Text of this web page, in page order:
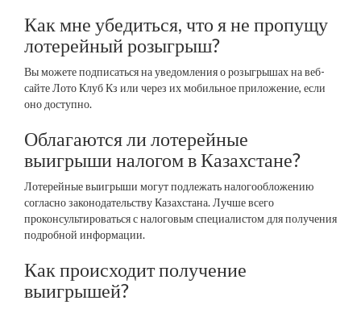
Как мне убедиться, что я не пропущу
лотерейный розыгрыш?
Вы можете подписаться на уведомления о розыгрышах на веб-
сайте Лото Клуб Кз или через их мобильное приложение, если
оно доступно.
Облагаются ли лотерейные
выигрыши налогом в Казахстане?
Лотерейные выигрыши могут подлежать налогообложению
согласно законодательству Казахстана. Лучше всего
проконсультироваться с налоговым специалистом для получения
подробной информации.
Как происходит получение
выигрышей?